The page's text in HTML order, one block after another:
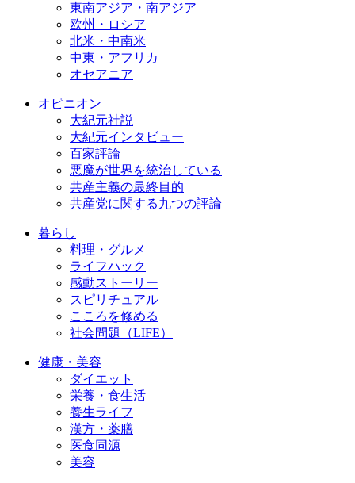
東南アジア・南アジア
欧州・ロシア
北米・中南米
中東・アフリカ
オセアニア
オピニオン
大紀元社説
大紀元インタビュー
百家評論
悪魔が世界を統治している
共産主義の最終目的
共産党に関する九つの評論
暮らし
料理・グルメ
ライフハック
感動ストーリー
スピリチュアル
こころを修める
社会問題（LIFE）
健康・美容
ダイエット
栄養・食生活
養生ライフ
漢方・薬膳
医食同源
美容